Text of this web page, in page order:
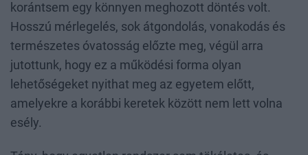
korántsem egy könnyen meghozott döntés volt.
Hosszú mérlegelés, sok átgondolás, vonakodás és
természetes óvatosság előzte meg, végül arra
jutottunk, hogy ez a működési forma olyan
lehetőségeket nyithat meg az egyetem előtt,
amelyekre a korábbi keretek között nem lett volna
esély.